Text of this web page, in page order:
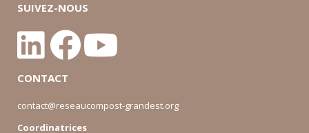
SUIVEZ-NOUS
CONTACT
contact@reseaucompost-grandest.org
Coordinatrices